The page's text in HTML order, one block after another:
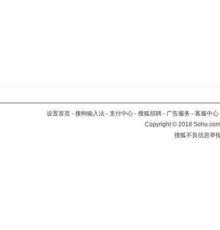
设置首页 - 搜狗输入法 - 支付中心 - 搜狐招聘 - 广告服务 - 客服中心
Copyright©2018
搜狐不良信息举